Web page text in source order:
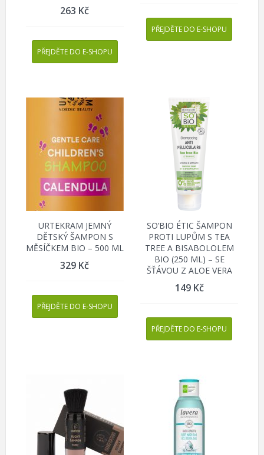
263 Kč
PŘEJDĚTE DO E-SHOPU
PŘEJDĚTE DO E-SHOPU
URTEKRAM JEMNÝ
DĚTSKÝ ŠAMPON S
MĚSÍČKEM BIO – 500 ML
329 Kč
PŘEJDĚTE DO E-SHOPU
SO’BIO ÉTIC ŠAMPON
PROTI LUPŮM S TEA
TREE A BISABOLOLEM
BIO (250 ML) – SE
ŠŤÁVOU Z ALOE VERA
149 Kč
PŘEJDĚTE DO E-SHOPU